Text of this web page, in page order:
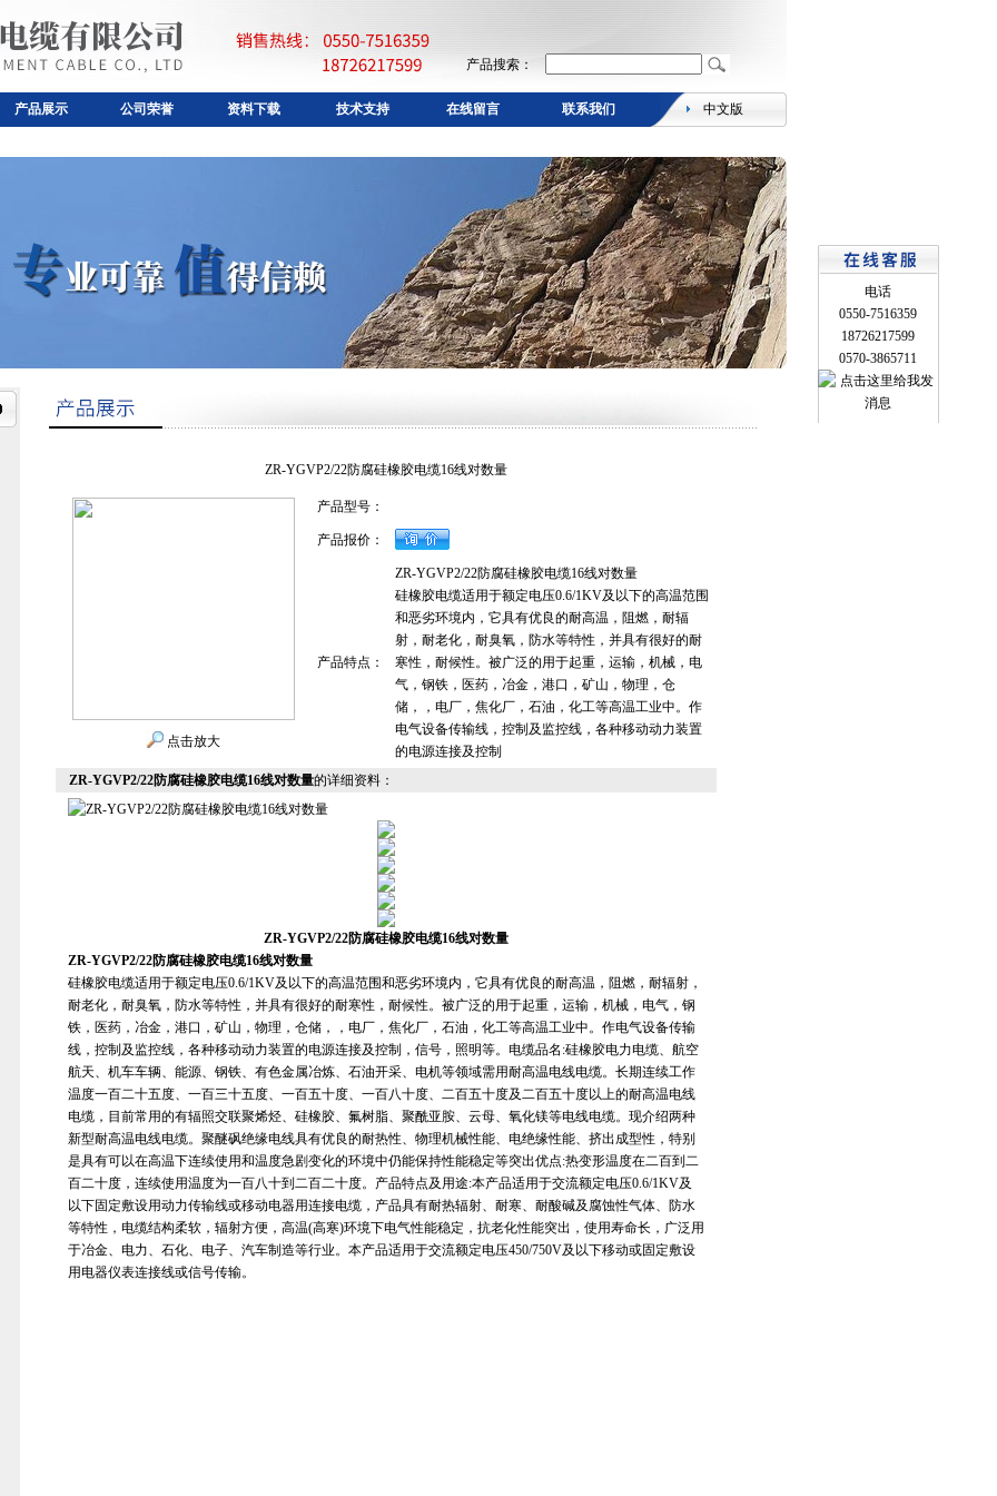
产品搜索：
产品展示 公司荣誉 资料下载 技术支持 在线留言 联系我们 中文版
ZR-YGVP2/22防腐硅橡胶电缆16线对数量
点击放大
产品型号：
产品报价：
产品特点：
ZR-YGVP2/22防腐硅橡胶电缆16线对数量
硅橡胶电缆适用于额定电压0.6/1KV及以下的高温范围
和恶劣环境内，它具有优良的耐高温，阻燃，耐辐
射，耐老化，耐臭氧，防水等特性，并具有很好的耐
寒性，耐候性。被广泛的用于起重，运输，机械，电
气，钢铁，医药，冶金，港口，矿山，物理，仓
储，，电厂，焦化厂，石油，化工等高温工业中。作
电气设备传输线，控制及监控线，各种移动动力装置
的电源连接及控制
ZR-YGVP2/22防腐硅橡胶电缆16线对数量的详细资料：
ZR-YGVP2/22防腐硅橡胶电缆16线对数量
ZR-YGVP2/22防腐硅橡胶电缆16线对数量
硅橡胶电缆适用于额定电压0.6/1KV及以下的高温范围和恶劣环境内，它具有优良的耐高温，阻燃，耐辐射，
耐老化，耐臭氧，防水等特性，并具有很好的耐寒性，耐候性。被广泛的用于起重，运输，机械，电气，钢
铁，医药，冶金，港口，矿山，物理，仓储，，电厂，焦化厂，石油，化工等高温工业中。作电气设备传输
线，控制及监控线，各种移动动力装置的电源连接及控制，信号，照明等。电缆品名:硅橡胶电力电缆、航空
航天、机车车辆、能源、钢铁、有色金属冶炼、石油开采、电机等领域需用耐高温电线电缆。长期连续工作
温度一百二十五度、一百三十五度、一百五十度、一百八十度、二百五十度及二百五十度以上的耐高温电线
电缆，目前常用的有辐照交联聚烯烃、硅橡胶、氟树脂、聚酰亚胺、云母、氧化镁等电线电缆。现介绍两种
新型耐高温电线电缆。聚醚砜绝缘电线具有优良的耐热性、物理机械性能、电绝缘性能、挤出成型性，特别
是具有可以在高温下连续使用和温度急剧变化的环境中仍能保持性能稳定等突出优点:热变形温度在二百到二
百二十度，连续使用温度为一百八十到二百二十度。产品特点及用途:本产品适用于交流额定电压0.6/1KV及
以下固定敷设用动力传输线或移动电器用连接电缆，产品具有耐热辐射、耐寒、耐酸碱及腐蚀性气体、防水
等特性，电缆结构柔软，辐射方便，高温(高寒)环境下电气性能稳定，抗老化性能突出，使用寿命长，广泛用
于冶金、电力、石化、电子、汽车制造等行业。本产品适用于交流额定电压450/750V及以下移动或固定敷设
用电器仪表连接线或信号传输。
电话
0550-7516359
18726217599
0570-3865711